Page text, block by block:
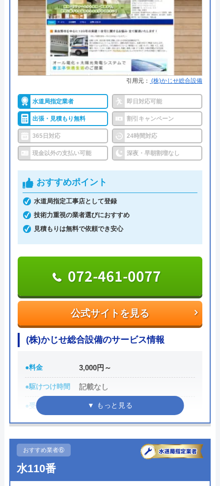
●保証・保険 ―
詳細は公式HPでご確認ください
株式会社近藤設備がおすすめの理由
株式会社近藤設備は河内長野市や堺市を中心に、大
阪府全域で水回りのトラブルに対応している業者で
す。スピーディーな対応と高品質な施工がモットー
なので、水回りのトラブルでお困りのときは、迅速
に駆けつけてくれます。
を使ったスピーディーな清掃が可能です。下請けを
使わず自社施工なので、適正価格で対応してもらえ
ます。
公式サイトを見る
0120-773-741
株式会社近藤設備の基本情報
所在地
〒586-0065
大阪府河内長野市南ケ丘20-3
5（1件のクチコミ）
※クチコミの内容について
引用元： (株)かじせ総合設備
水道局指定業者 即日対応可能
出張・見積もり無料 割引キャンペーン
365日対応 24時間対応
現金以外の支払い可能 深夜・早朝割増なし
おすすめポイント
水道局指定工事店として登録
技術力重視の業者選びにおすすめ
見積もりは無料で依頼でき安心
公式サイトを見る
072-461-0077
(株)かじせ総合設備のサービス情報
●料金 3,000円～
●駆けつけ時間 記載なし
●受付時間 8:00～19:00
●定休日 土日祝日
●累計実績
おすすめ業者⑥
水110番